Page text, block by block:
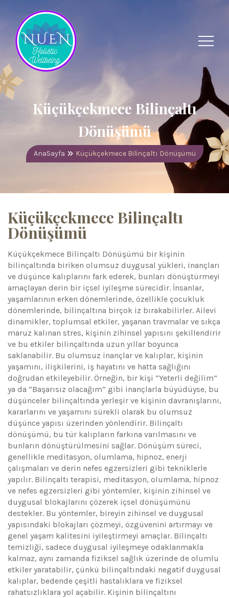
Küçükçekmece Bilinçaltı
Dönüşümü
AnaSayfa Küçükçekmece Bilinçaltı Dönüşümü
Küçükçekmece Bilinçaltı
Dönüşümü
Küçükçekmece Bilinçaltı Dönüşümü bir kişinin
bilinçaltında biriken olumsuz duygusal yükleri, inançları
ve düşünce kalıplarını fark ederek, bunları dönüştürmeyi
amaçlayan derin bir içsel iyileşme sürecidir. İnsanlar,
yaşamlarının erken dönemlerinde, özellikle çocukluk
dönemlerinde, bilinçaltına birçok iz bırakabilirler. Ailevi
dinamikler, toplumsal etkiler, yaşanan travmalar ve sıkça
maruz kalınan stres, kişinin zihinsel yapısını şekillendirir
ve bu etkiler bilinçaltında uzun yıllar boyunca
saklanabilir. Bu olumsuz inançlar ve kalıplar, kişinin
yaşamını, ilişkilerini, iş hayatını ve hatta sağlığını
doğrudan etkileyebilir. Örneğin, bir kişi “Yeterli değilim”
ya da “Başarısız olacağım” gibi inançlarla büyüdüyse, bu
düşünceler bilinçaltında yerleşir ve kişinin davranışlarını,
kararlarını ve yaşamını sürekli olarak bu olumsuz
düşünce yapısı üzerinden yönlendirir. Bilinçaltı
dönüşümü, bu tür kalıpların farkına varılmasını ve
bunların dönüştürülmesini sağlar. Dönüşüm süreci,
genellikle meditasyon, olumlama, hipnoz, enerji
çalışmaları ve derin nefes egzersizleri gibi tekniklerle
yapılır. Bilinçaltı terapisi, meditasyon, olumlama, hipnoz
ve nefes egzersizleri gibi yöntemler, kişinin zihinsel ve
duygusal blokajlarını çözerek içsel dönüşümünü
destekler. Bu yöntemler, bireyin zihinsel ve duygusal
yapısındaki blokajları çözmeyi, özgüvenini artırmayı ve
genel yaşam kalitesini iyileştirmeyi amaçlar. Bilinçaltı
temizliği, sadece duygusal iyileşmeye odaklanmakla
kalmaz, aynı zamanda fiziksel sağlık üzerinde de olumlu
etkiler yaratabilir, çünkü bilinçaltındaki negatif duygusal
kalıplar, bedende çeşitli hastalıklara ve fiziksel
rahatsızlıklara yol açabilir. Kişinin bilinçaltını